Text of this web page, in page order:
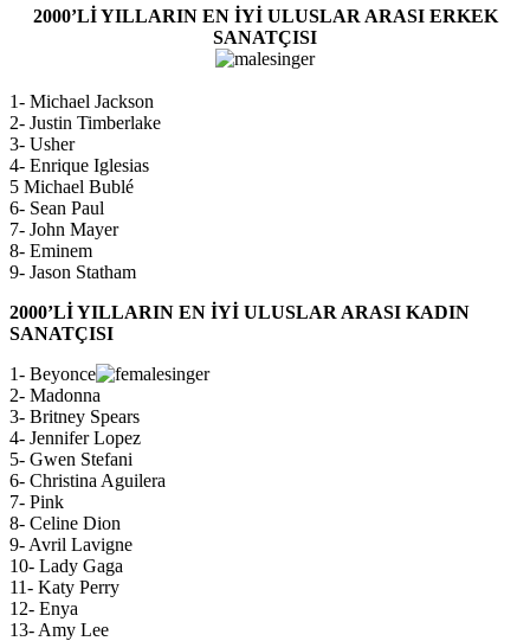
2000’Lİ YILLARIN EN İYİ ULUSLAR ARASI ERKEK
SANATÇISI
1- Michael Jackson
2- Justin Timberlake
3- Usher
4- Enrique Iglesias
5 Michael Bublé
6- Sean Paul
7- John Mayer
8- Eminem
9- Jason Statham
2000’Lİ YILLARIN EN İYİ ULUSLAR ARASI KADIN
SANATÇISI
1- Beyonce
2- Madonna
3- Britney Spears
4- Jennifer Lopez
5- Gwen Stefani
6- Christina Aguilera
7- Pink
8- Celine Dion
9- Avril Lavigne
10- Lady Gaga
11- Katy Perry
12- Enya
13- Amy Lee